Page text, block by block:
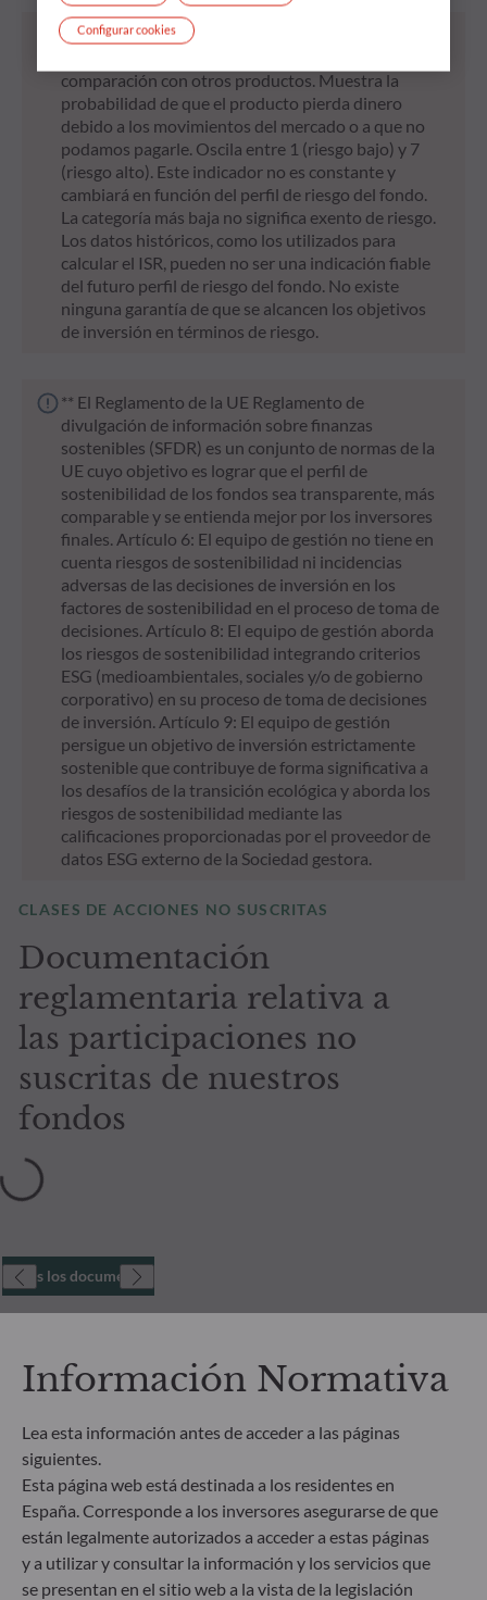
* El indicador sintético de riesgo (ISR) es una guía
comparación con otros productos. Muestra la
probabilidad de que el producto pierda dinero
debido a los movimientos del mercado o a que no
podamos pagarle. Oscila entre 1 (riesgo bajo) y 7
(riesgo alto). Este indicador no es constante y
cambiará en función del perfil de riesgo del fondo.
La categoría más baja no significa exento de riesgo.
Los datos históricos, como los utilizados para
calcular el ISR, pueden no ser una indicación fiable
del futuro perfil de riesgo del fondo. No existe
ninguna garantía de que se alcancen los objetivos
de inversión en términos de riesgo.
** El Reglamento de la UE Reglamento de
divulgación de información sobre finanzas
sostenibles (SFDR) es un conjunto de normas de la
UE cuyo objetivo es lograr que el perfil de
sostenibilidad de los fondos sea transparente, más
comparable y se entienda mejor por los inversores
finales. Artículo 6: El equipo de gestión no tiene en
cuenta riesgos de sostenibilidad ni incidencias
adversas de las decisiones de inversión en los
factores de sostenibilidad en el proceso de toma de
decisiones. Artículo 8: El equipo de gestión aborda
los riesgos de sostenibilidad integrando criterios
ESG (medioambientales, sociales y/o de gobierno
corporativo) en su proceso de toma de decisiones
de inversión. Artículo 9: El equipo de gestión
persigue un objetivo de inversión estrictamente
sostenible que contribuye de forma significativa a
los desafíos de la transición ecológica y aborda los
riesgos de sostenibilidad mediante las
calificaciones proporcionadas por el proveedor de
datos ESG externo de la Sociedad gestora.
CLASES DE ACCIONES NO SUSCRITAS
Documentación
reglamentaria relativa a
las participaciones no
suscritas de nuestros
fondos
Todos los documentos
Información Normativa
Lea esta información antes de acceder a las páginas
siguientes.
Esta página web está destinada a los residentes en
España. Corresponde a los inversores asegurarse de que
están legalmente autorizados a acceder a estas páginas
y a utilizar y consultar la información y los servicios que
se presentan en el sitio web a la vista de la legislación
Configurar cookies